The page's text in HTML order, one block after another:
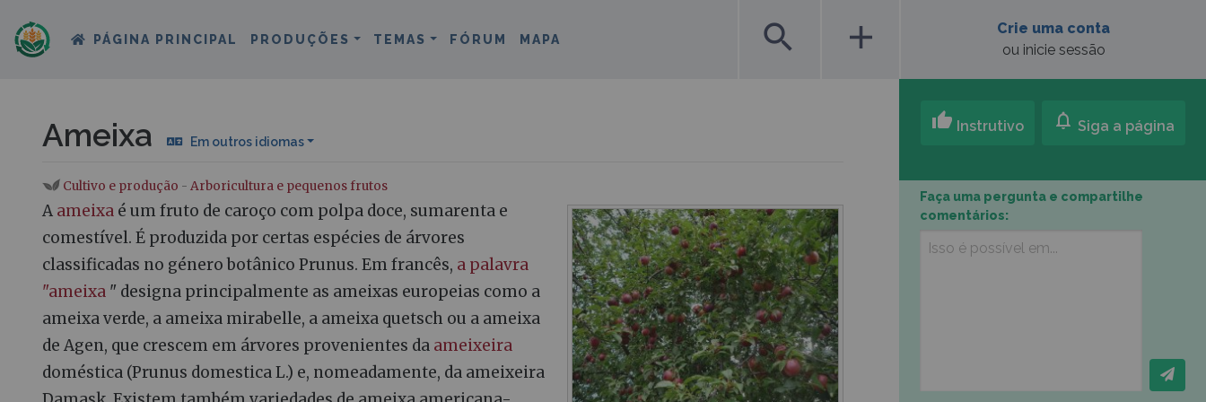
PÁGINA PRINCIPAL PRODUÇÕES TEMAS FÓRUM MAPA search add
Crie uma conta
ou inicie sessão
Ameixa Em outros idiomas
Ir para:navegação ,procurar
Cultivo e produção - Arboricultura e pequenos frutos
A ameixa é um fruto de caroço com polpa doce, sumarenta e
comestível. É produzida por certas espécies de árvores
classificadas no género botânico Prunus. Em francês, a palavra
"ameixa " designa principalmente as ameixas europeias como a
ameixa verde, a ameixa mirabelle, a ameixa quetsch ou a ameixa
de Agen, que crescem em árvores provenientes da ameixeira
doméstica (Prunus domestica L.) e, nomeadamente, da ameixeira
thumb_up Instrutivo notifications Siga a página
Faça uma pergunta e compartilhe
comentários: